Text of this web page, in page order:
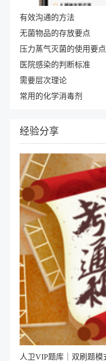
有效沟通的方法
无菌物品的存放要点
压力蒸气灭菌的使用要点
医院感染的判断标准
需要层次理论
常用的化学消毒剂
经验分享